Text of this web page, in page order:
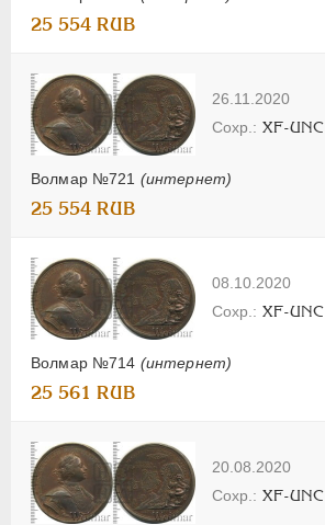
25 554 RUB
26.11.2020
Волмар №721 (интернет)
XF-UNC
25 554 RUB
08.10.2020
Волмар №714 (интернет)
XF-UNC
25 561 RUB
20.08.2020
XF-UNC